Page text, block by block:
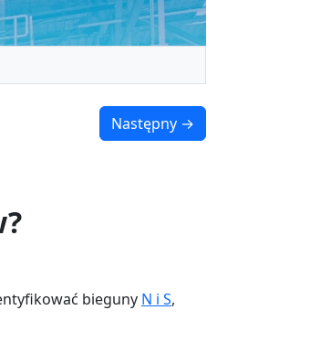
Następny →
bieguny N i S,